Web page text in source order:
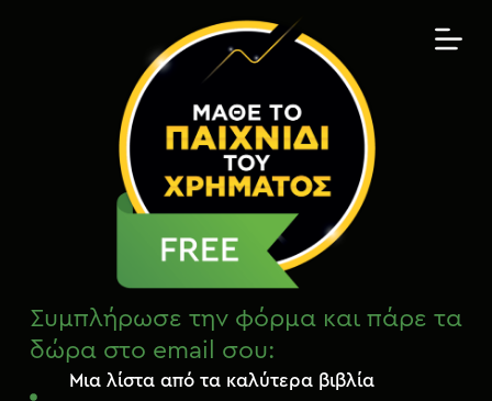
πΣυμπλήρωσε την φόρμα και πάρε τα
δώρα στο email σου:
Μια λίστα από τα καλύτερα βιβλία